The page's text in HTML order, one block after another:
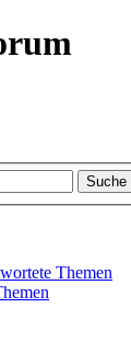
Suche
Themen